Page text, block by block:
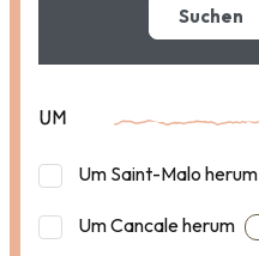
Suchen
UM
Um Saint-Malo herum
Um Cancale herum